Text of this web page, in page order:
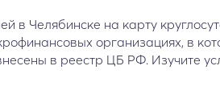
в Челябинске на карту
организациях, в
в реестр ЦБ РФ. Изучите